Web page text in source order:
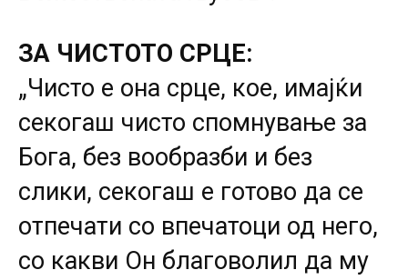
ЗА ЧИСТОТО СРЦЕ:
„Чисто е она срце, кое, имајќи
секогаш чисто спомнување за
Бога, без вообразби и без
слики, секогаш е готово да се
отпечати со впечатоци од него,
со какви Он благоволил да му